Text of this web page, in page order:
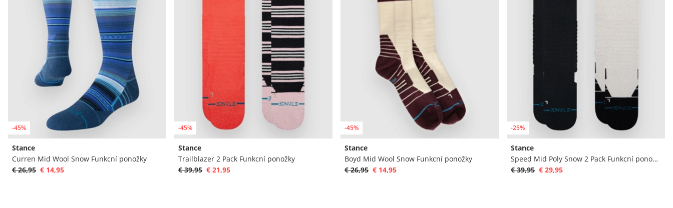
-45%
Stance
Curren Mid Wool Snow Funkcní ponožky
€ 26,95 € 14,95
-45%
Stance
Trailblazer 2 Pack Funkcní ponožky
€ 39,95 € 21,95
-45%
Stance
Boyd Mid Wool Snow Funkcní ponožky
€ 26,95 € 14,95
-25%
Stance
Speed Mid Poly Snow 2 Pack Funkcní ponožky
€ 39,95 € 29,95